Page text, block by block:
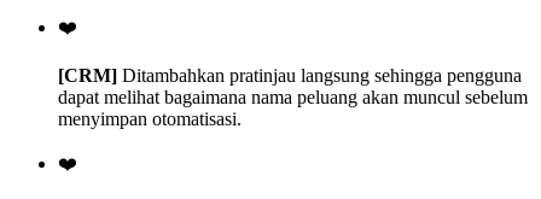
❤️
[CRM] Ditambahkan pratinjau langsung sehingga pengguna
dapat melihat bagaimana nama peluang akan muncul sebelum
menyimpan otomatisasi.
❤️